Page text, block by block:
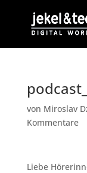
von Miroslav
Kommentare
Liebe